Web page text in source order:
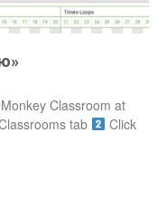
Classroom at
tab
Click